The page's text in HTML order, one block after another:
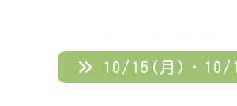
10/15(月)・10/